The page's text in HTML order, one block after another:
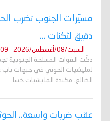
مسيّرات الجنوب تضرب
دقيق لثكنات ...
السبت/08/أغسطس/2026 - 11:09 م
دكّت القوات المسلحة الجنوبية
لمليشيات الحوثي في جبهات باب
الضالع، مكبدة المليشيات خسا
عقب ضربات واسعة..